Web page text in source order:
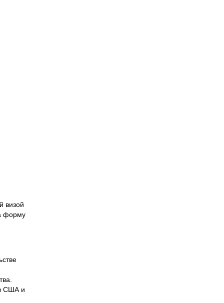
визой
форму
США и